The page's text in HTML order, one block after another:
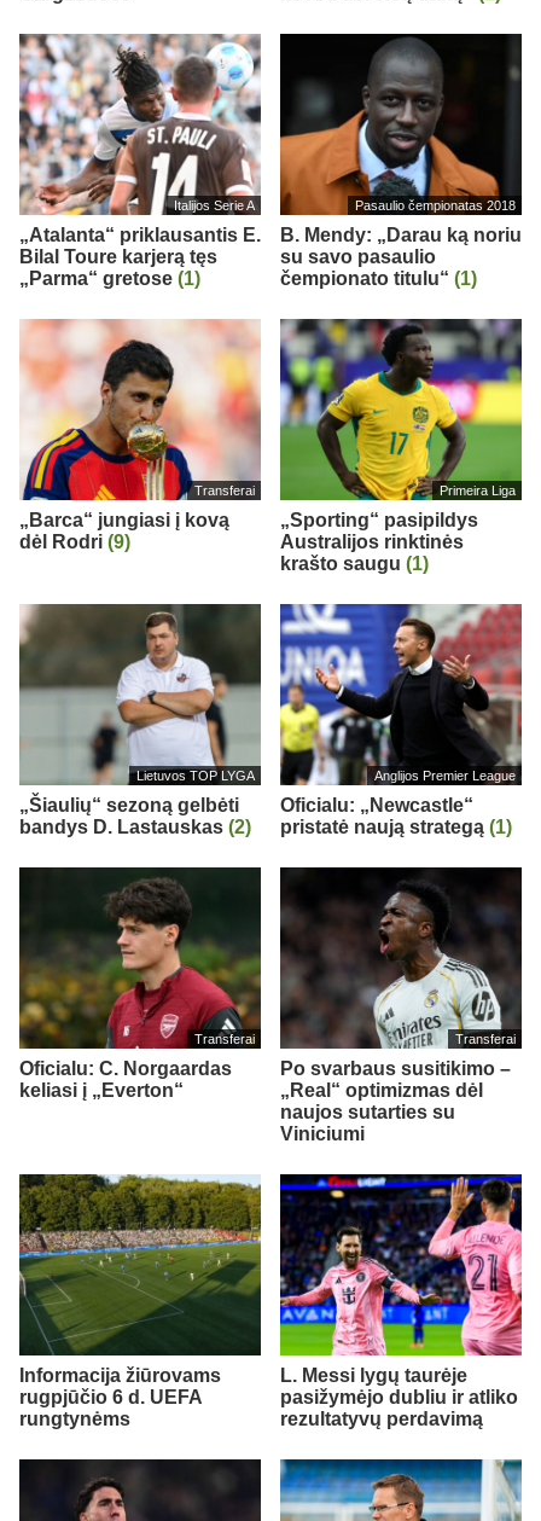
Italijos Serie A
„Atalanta“ priklausantis E.
Bilal Toure karjerą tęs
„Parma“ gretose (1)
Pasaulio čempionatas 2018
B. Mendy: „Darau ką noriu
su savo pasaulio
čempionato titulu“ (1)
Transferai
„Barca“ jungiasi į kovą
dėl Rodri (9)
Primeira Liga
„Sporting“ pasipildys
Australijos rinktinės
krašto saugu (1)
Lietuvos TOP LYGA
„Šiaulių“ sezoną gelbėti
bandys D. Lastauskas (2)
Anglijos Premier League
Oficialu: „Newcastle“
pristatė naują strategą (1)
Transferai
Oficialu: C. Norgaardas
keliasi į „Everton“
Transferai
Po svarbaus susitikimo –
„Real“ optimizmas dėl
naujos sutarties su
Viniciumi
Informacija žiūrovams
rugpjūčio 6 d. UEFA
rungtynėms
L. Messi lygų taurėje
pasižymėjo dubliu ir atliko
rezultatyvų perdavimą